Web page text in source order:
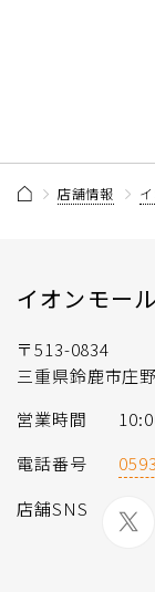
店舗情報
イオンモー
〒513-0834
三重県鈴鹿市庄
営業時間
電話番号
店舗SNS